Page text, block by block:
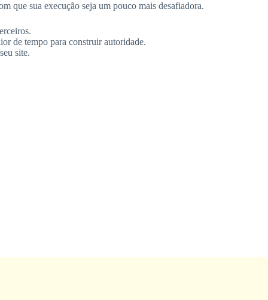
que sua execução seja um pouco mais desafiadora.
de tempo para construir autoridade.
site.